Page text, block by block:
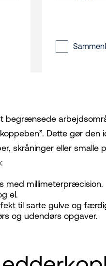
begrænsede
Dette gør den
skråninger eller smalle
med millimeterpræcision.
el.
til sarte gulve og
og udendørs opgaver.